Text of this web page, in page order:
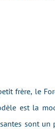
frère, le
est la
sont